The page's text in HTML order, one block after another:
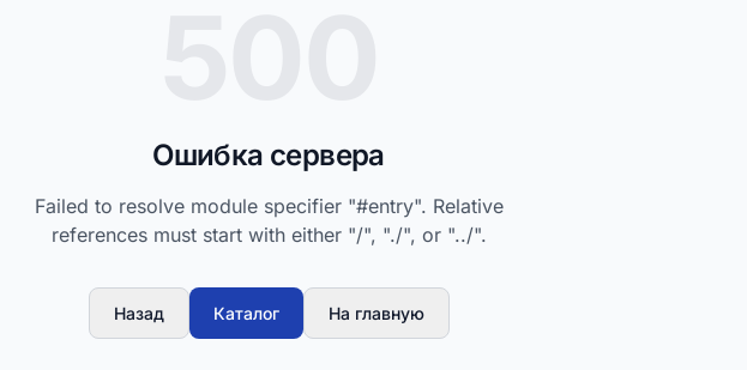
Ошибка сервера
Failed to resolve module specifier "#entry". Relative
references must start with either "/", "./", or "../".
Назад Каталог На главную